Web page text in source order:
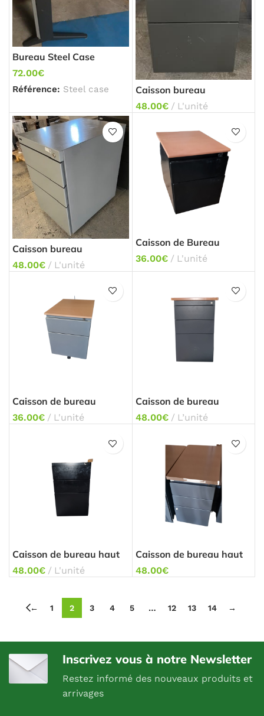
Bureau Steel Case
72.00€
Référence: Steel case Caisson bureau
48.00€ L'unité
Caisson bureau
48.00€ L'unité
Caisson de Bureau
36.00€ L'unité
Caisson de bureau
36.00€ L'unité
Caisson de bureau
48.00€ L’unité
Caisson de bureau haut
48.00€ L'unité
Caisson de bureau haut
48.00€
← 1 2 3 4 5 … 12 13 14 →
Inscrivez vous à notre Newsletter
Restez informé des nouveaux produits et
arrivages